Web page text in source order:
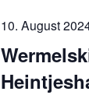
10. August